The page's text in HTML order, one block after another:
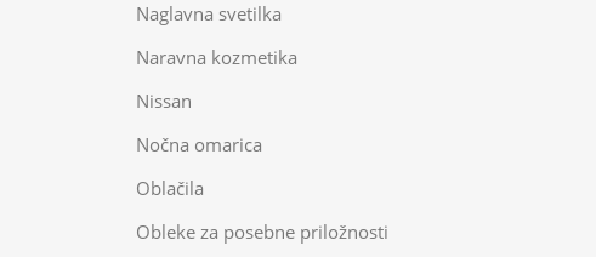
Naglavna svetilka
Naravna kozmetika
Nissan
Nočna omarica
Oblačila
Obleke za posebne priložnosti